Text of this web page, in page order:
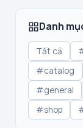
Danh
Tất cả
#catalog
#general
#shop